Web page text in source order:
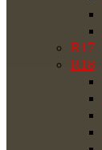
R17
R18